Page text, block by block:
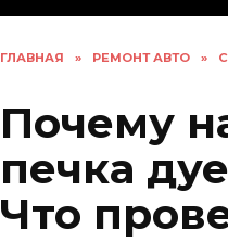
ГЛАВНАЯ » РЕМОНТ АВТО »
Почему
печка
Что